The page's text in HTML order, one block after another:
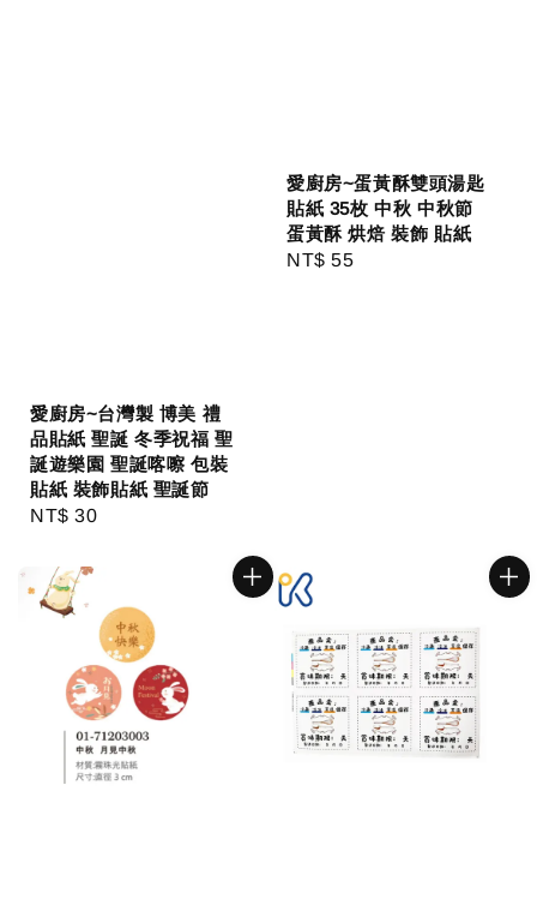
愛廚房~台灣製 博美 禮
品貼紙 聖誕 冬季祝福 聖
誕遊樂園 聖誕喀嚓 包裝
貼紙 裝飾貼紙 聖誕節
Regular
NT$ 30
愛廚房~蛋黃酥雙頭湯匙
貼紙 35枚 中秋 中秋節
蛋黃酥 烘焙 裝飾 貼紙
Regular
NT$ 55